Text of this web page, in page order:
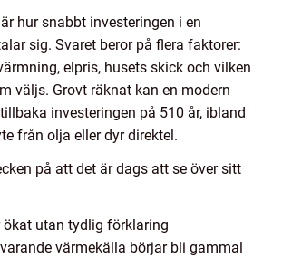
hur snabbt investeringen i en
sig. Svaret beror på flera faktorer:
elpris, husets skick och vilken
väljs. Grovt räknat kan en modern
investeringen på 510 år, ibland
från olja eller dyr direktel.
på att det är dags att se över sitt
ökat utan tydlig förklaring
värmekälla börjar bli gammal